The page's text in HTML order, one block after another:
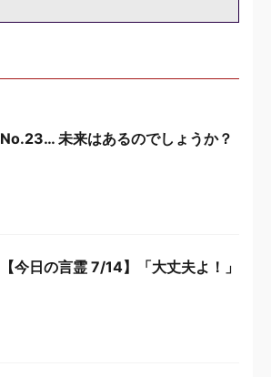
No.23… 未来はあるのでしょうか？
【今日の言霊 7/14】「大丈夫よ！」